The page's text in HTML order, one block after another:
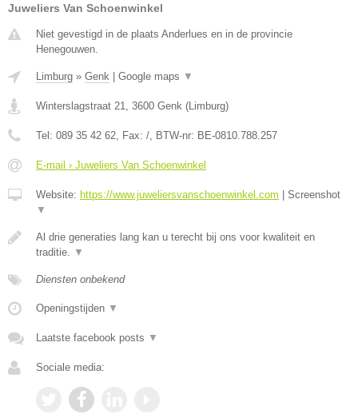
Juweliers Van Schoenwinkel
Niet gevestigd in de plaats Anderlues en in de provincie
Henegouwen.
Limburg » Genk | Google maps ▼
Winterslagstraat 21 3600 Genk (Limburg)
Tel: 089 35 42 62 , Fax: / , BTW-nr: BE-0810.788.257
E-mail › Juweliers Van Schoenwinkel
Website: https://www.juweliersvanschoenwinkel.com | Screenshot
▼
Al drie generaties lang kan u terecht bij ons voor kwaliteit en
traditie.
▼
Diensten onbekend
Openingstijden ▼
Laatste facebook posts ▼
Sociale media: